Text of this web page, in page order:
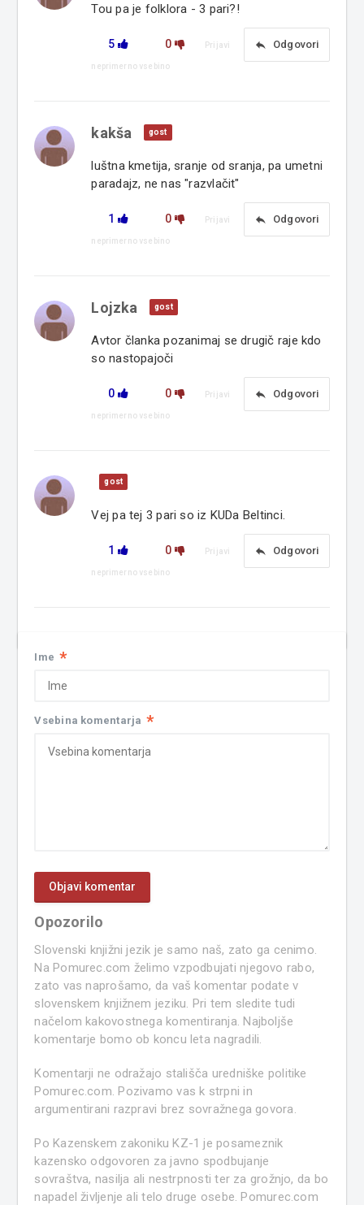
Tou pa je folklora - 3 pari?!
5 0 reply Odgovori
Prijavi
neprimerno vsebino
kakša gost
luštna kmetija, sranje od sranja, pa umetni
paradajz, ne nas "razvlačit"
1 0 reply Odgovori
Prijavi
neprimerno vsebino
Lojzka gost
Avtor članka pozanimaj se drugič raje kdo
so nastopajoči
0 0 reply Odgovori
Prijavi
neprimerno vsebino
gost
Vej pa tej 3 pari so iz KUDa Beltinci.
1 0 reply Odgovori
Prijavi
neprimerno vsebino
Ime *
Vsebina komentarja *
Opozorilo
Slovenski knjižni jezik je samo naš, zato ga cenimo.
Na Pomurec.com želimo vzpodbujati njegovo rabo,
zato vas naprošamo, da vaš komentar podate v
slovenskem knjižnem jeziku. Pri tem sledite tudi
načelom kakovostnega komentiranja. Najboljše
komentarje bomo ob koncu leta nagradili.
Komentarji ne odražajo stališča uredniške politike
Pomurec.com. Pozivamo vas k strpni in
argumentirani razpravi brez sovražnega govora.
Po Kazenskem zakoniku KZ-1 je posameznik
kazensko odgovoren za javno spodbujanje
sovraštva, nasilja ali nestrpnosti ter za grožnjo, da bo
napadel življenje ali telo druge osebe. Pomurec.com